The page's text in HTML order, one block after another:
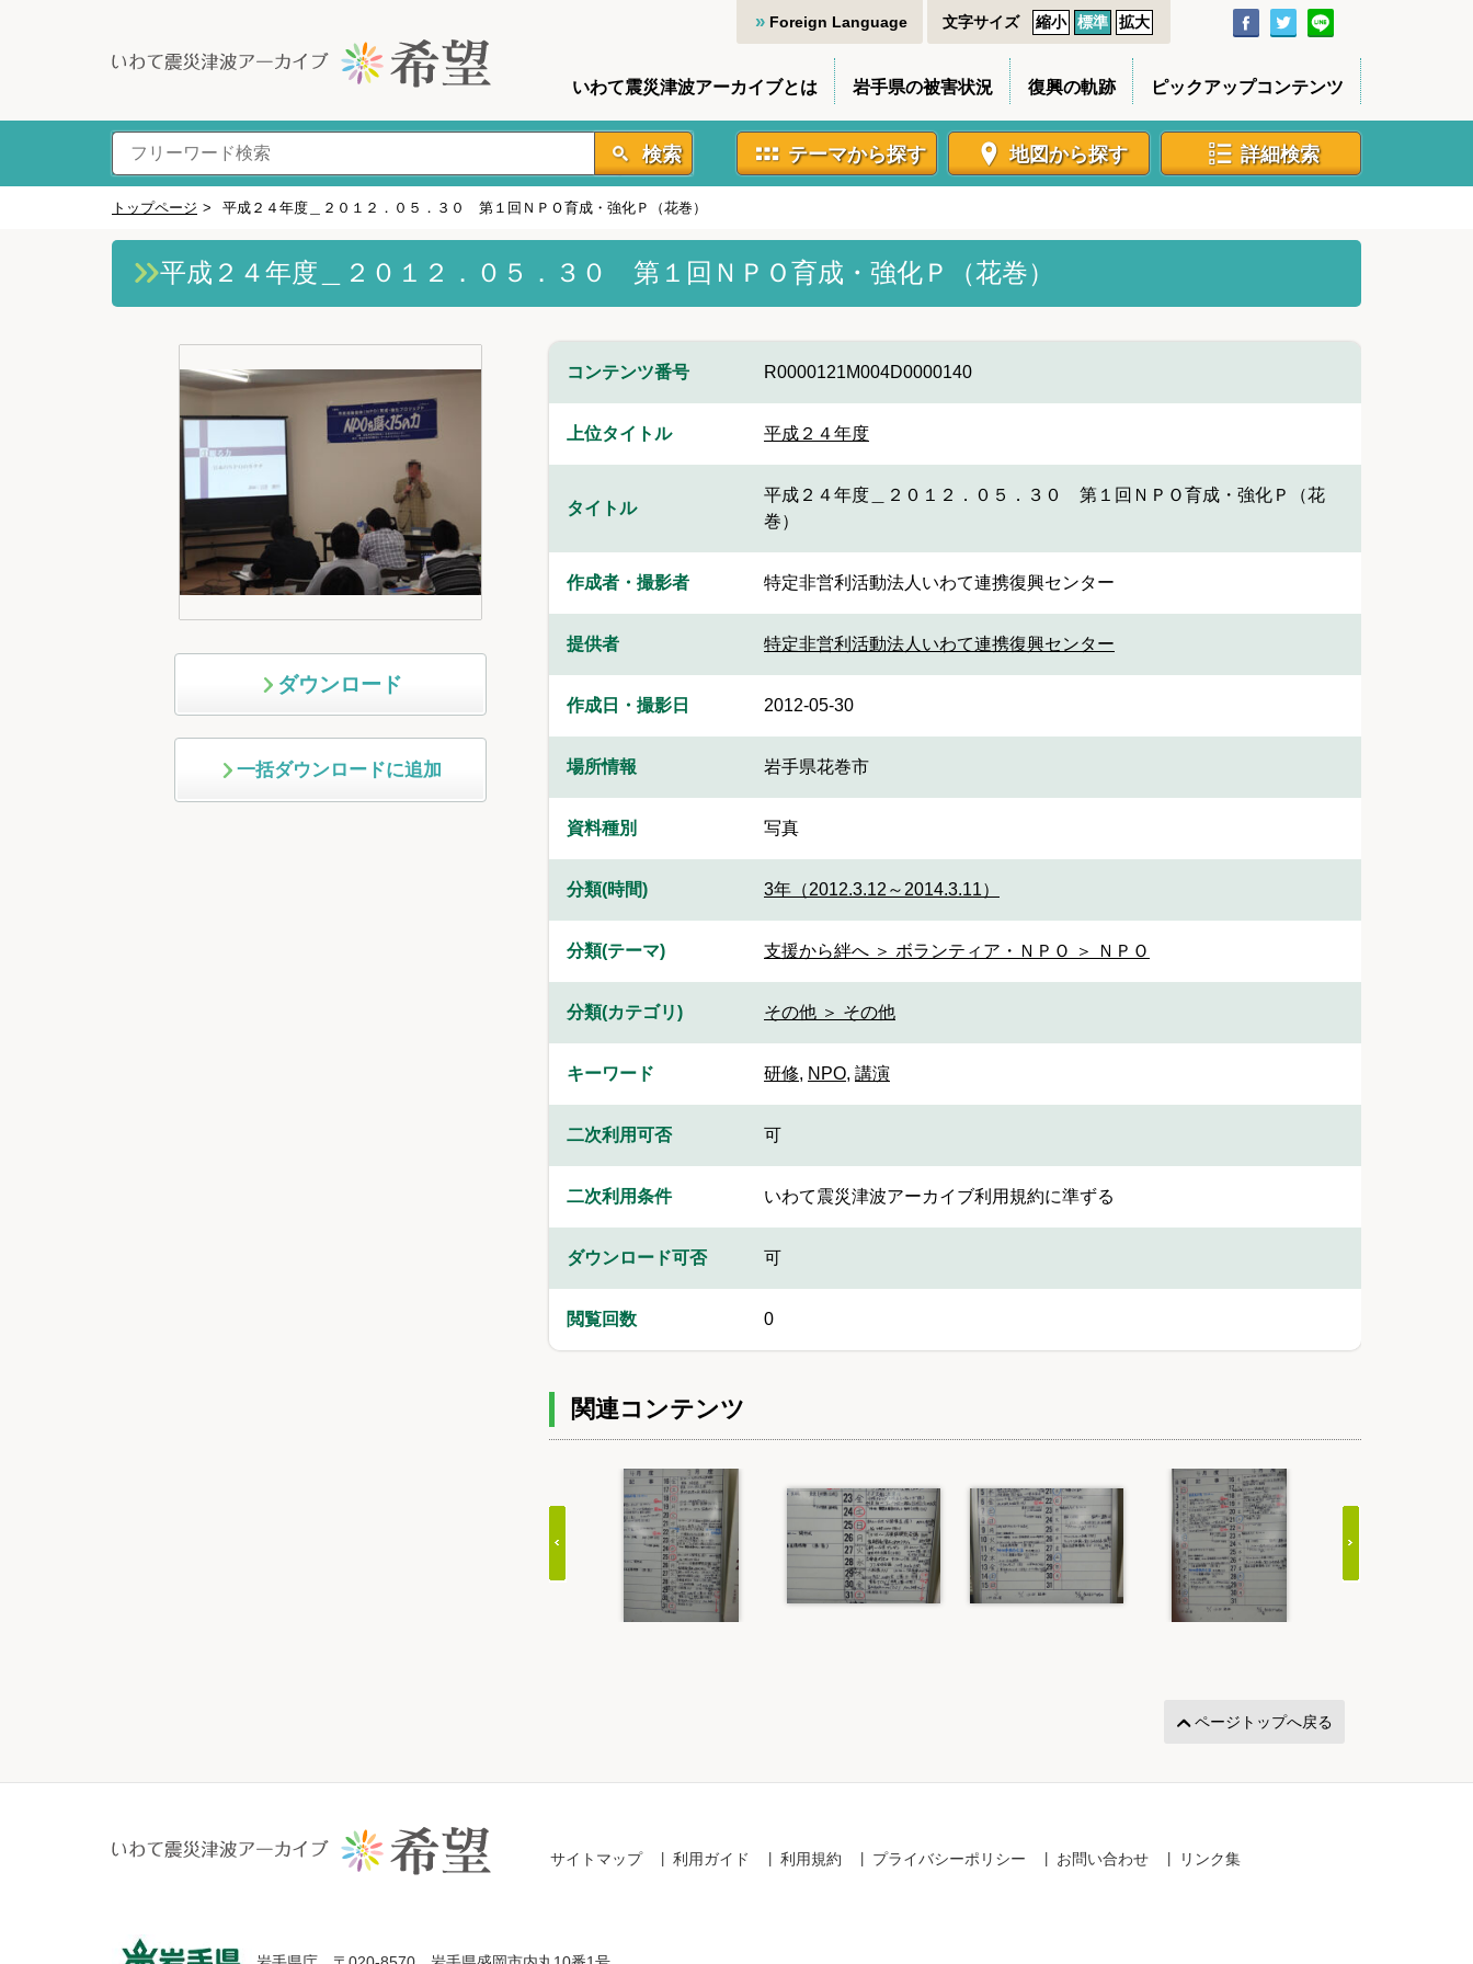
Foreign Language 文字サイズ 縮小 標準 拡大
いわて震災津波アーカイブとは 岩手県の被害状況 復興の軌跡 ピックアップコンテンツ
検索 テーマから探す 地図から探す 詳細検索
トップページ > 平成２４年度＿２０１２．０５．３０ 第１回ＮＰＯ育成・強化Ｐ（花巻）
平成２４年度＿２０１２．０５．３０ 第１回ＮＰＯ育成・強化Ｐ（花巻）
ダウンロード
一括ダウンロードに追加
コンテンツ番号 R0000121M004D0000140
上位タイトル 平成２４年度
タイトル
平成２４年度＿２０１２．０５．３０ 第１回ＮＰＯ育成・強化Ｐ（花
巻）
作成者・撮影者 特定非営利活動法人いわて連携復興センター
提供者 特定非営利活動法人いわて連携復興センター
作成日・撮影日 2012-05-30
場所情報 岩手県花巻市
資料種別 写真
分類(時間) 3年（2012.3.12～2014.3.11）
分類(テーマ) 支援から絆へ ＞ ボランティア・ＮＰＯ ＞ ＮＰＯ
分類(カテゴリ) その他 ＞ その他
キーワード 研修, NPO, 講演
二次利用可否 可
二次利用条件 いわて震災津波アーカイブ利用規約に準ずる
ダウンロード可否 可
閲覧回数 0
関連コンテンツ
ページトップへ戻る
サイトマップ 利用ガイド 利用規約 プライバシーポリシー お問い合わせ リンク集